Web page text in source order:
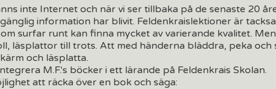
inte Internet och när vi ser tillbaka på de senaste 20
information har blivit. Feldenkraislektioner är
surfar runt kan finna mycket av varierande kvalitet.
läsplattor till trots. Att med händerna bläddra, peka och
och läsplatta.
M.F.'s böcker i ett lärande på Feldenkrais Skolan.
att räcka över en bok och säga: